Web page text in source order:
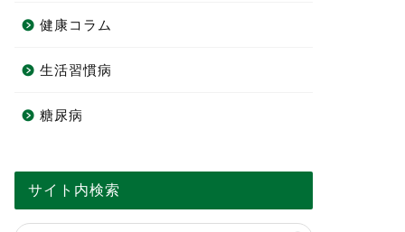
健康コラム
生活習慣病
糖尿病
サイト内検索